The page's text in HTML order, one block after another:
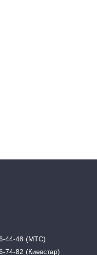
44-48
МТС
74-82
Киевстар